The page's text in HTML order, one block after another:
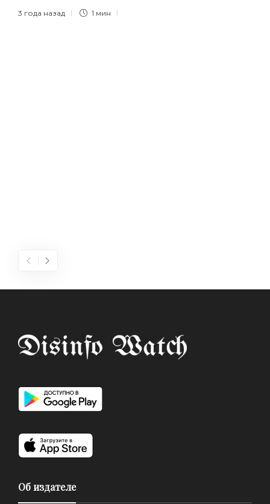
3 года назад 1 мин
Об издателе